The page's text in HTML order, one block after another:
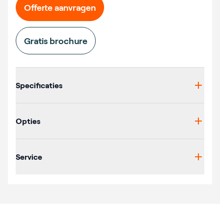
Offerte aanvragen
Gratis brochure
Specificaties
Opties
Service